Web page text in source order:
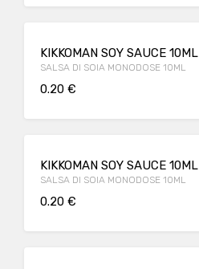
KIKKOMAN SOY SAUCE 10ML
SALSA DI SOIA MONODOSE 10ML
0.20 €
KIKKOMAN SOY SAUCE 10ML
SALSA DI SOIA MONODOSE 10ML
0.20 €